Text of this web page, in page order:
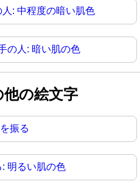
: 中程度の暗い肌色
の人: 暗い肌の色
他の絵文字
振る
明るい肌の色